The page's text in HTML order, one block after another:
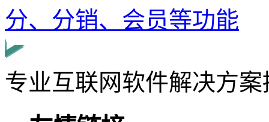
分、分销、会员等功能
专业互联网软件解决方案